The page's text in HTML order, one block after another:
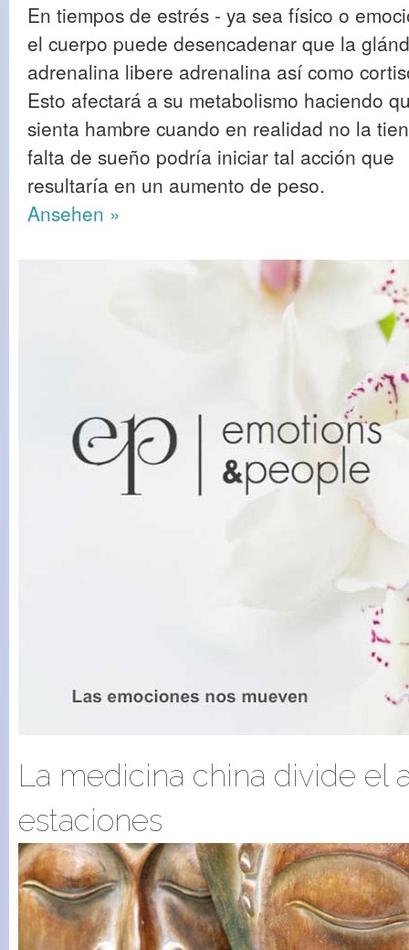
En tiempos de estrés - ya sea físico o
el cuerpo puede desencadenar que la
adrenalina libere adrenalina así como
Esto afectará a su metabolismo haciendo
sienta hambre cuando en realidad no la
falta de sueño podría iniciar tal acción que
resultaría en un aumento de peso.
Ansehen »
La medicina china divide el
estaciones